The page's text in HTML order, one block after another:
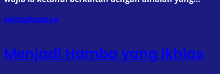
selengkapnya
Menjadi Hamba yang Ikhlas